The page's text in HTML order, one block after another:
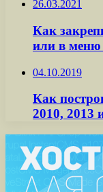
26.03.2021
Как
или в меню
04.10.2019
Как
2010, 2013